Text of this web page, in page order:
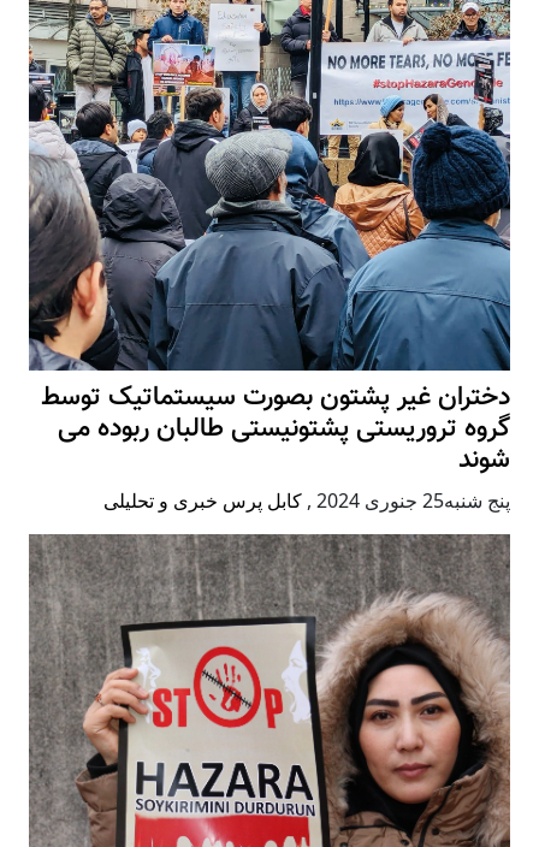
دختران غیر پشتون بصورت سیستماتیک توسط
گروه تروریستی پشتونیستی طالبان ربوده می
شوند
پنج شنبه25 جنوری 2024 , کابل پرس خبری و تحلیلی